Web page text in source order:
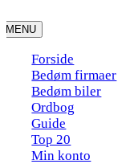
to
content
MENU
Forside
Bedøm firmaer
Bedøm biler
Ordbog
Guide
Top 20
Min konto